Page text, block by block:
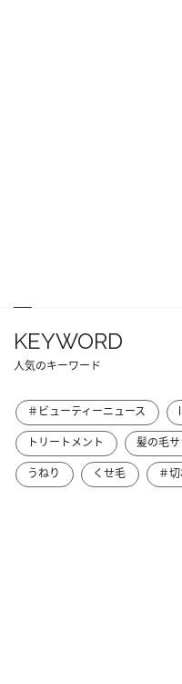
KEYWORD
人気のキーワード
＃ビューティーニュース
トリートメント
髪の毛
うねり
くせ毛 ＃